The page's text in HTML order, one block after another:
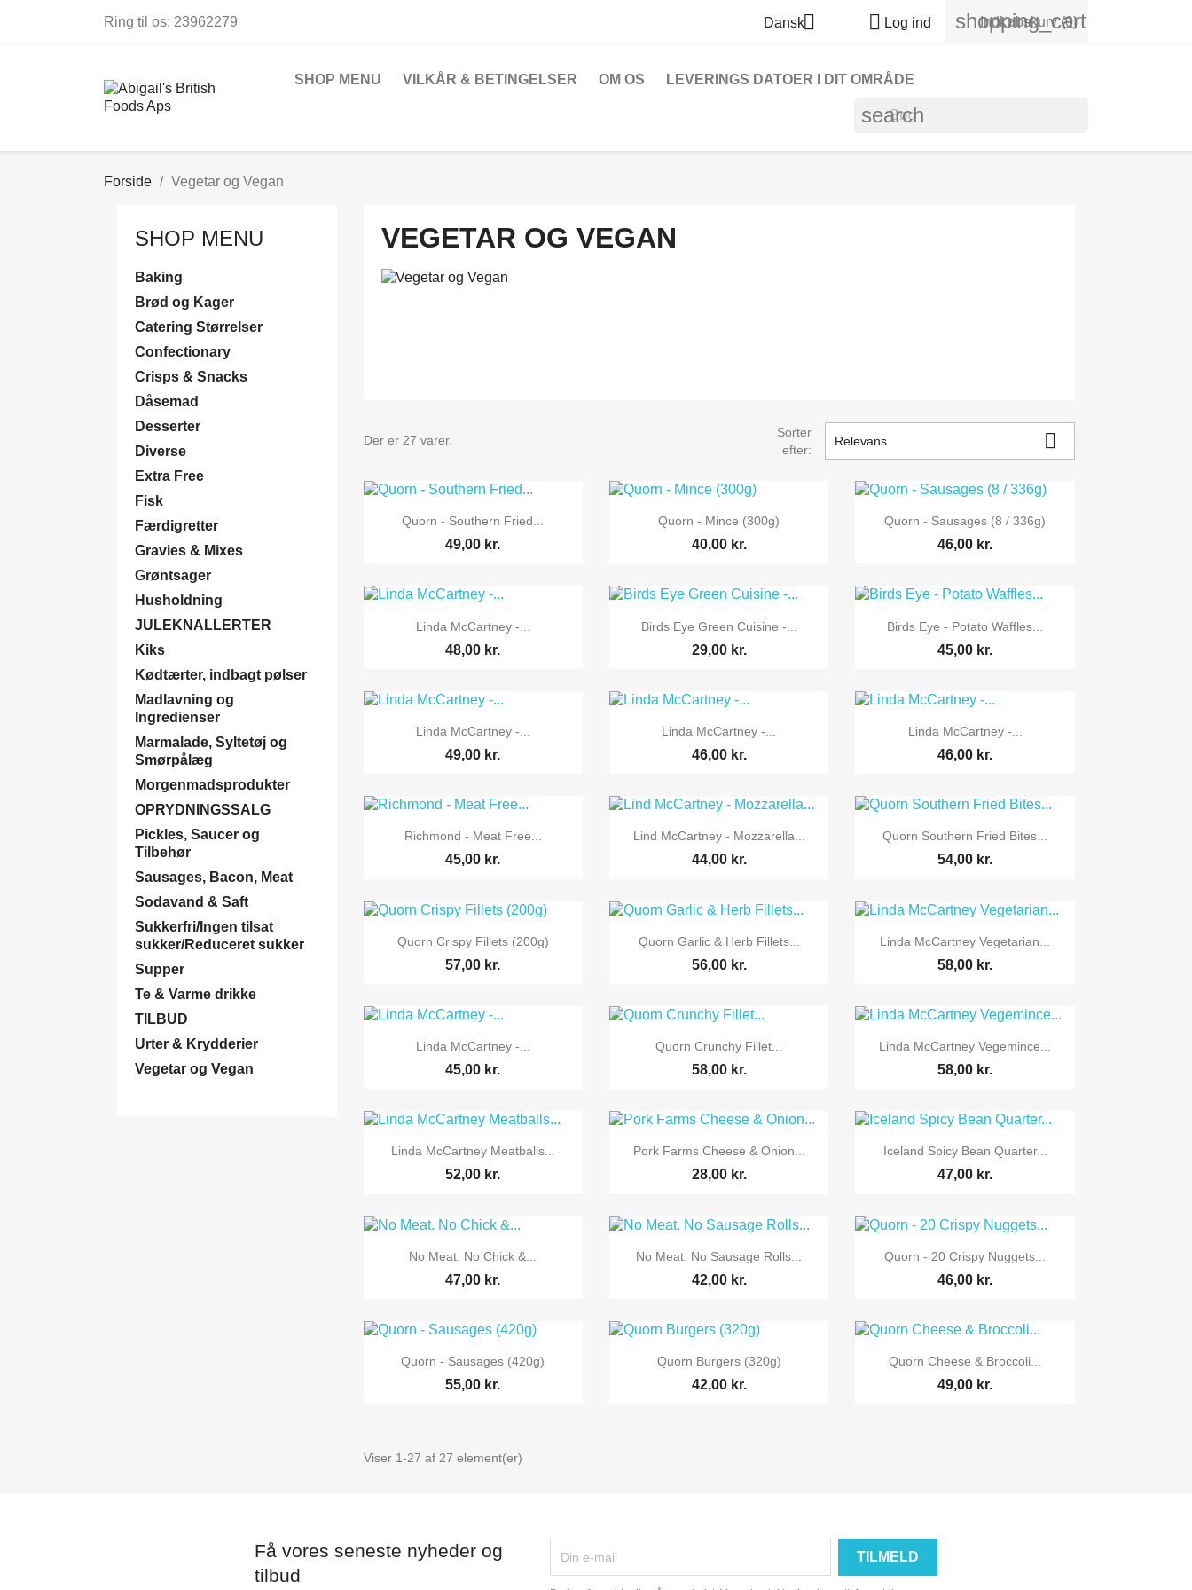
Ring til os: 23962279 Dansk  Log ind shopping_cart
Indkøbskurv (0)
SHOP MENU VILKÅR & BETINGELSER OM OS LEVERINGS DATOER I DIT OMRÅDE
search
Forside Vegetar og Vegan
SHOP MENU
Baking
Brød og Kager
Catering Størrelser
Confectionary
Crisps & Snacks
Dåsemad
Desserter
Diverse
Extra Free
Fisk
Færdigretter
Gravies & Mixes
Grøntsager
Husholdning
JULEKNALLERTER
Kiks
Kødtærter, indbagt pølser
Madlavning og
Ingredienser
Marmalade, Syltetøj og
Smørpålæg
Morgenmadsprodukter
OPRYDNINGSSALG
Pickles, Saucer og
Tilbehør
Sausages, Bacon, Meat
Sodavand & Saft
Sukkerfri/Ingen tilsat
sukker/Reduceret sukker
Supper
Te & Varme drikke
TILBUD
Urter & Krydderier
Vegetar og Vegan
VEGETAR OG VEGAN
Der er 27 varer.
Sorter
efter:
Relevans 
 Vis her
Quorn - Southern Fried...
49,00 kr.
 Vis her
Quorn - Mince (300g)
40,00 kr.
 Vis her
Quorn - Sausages (8 / 336g)
46,00 kr.
 Vis her
Linda McCartney -...
48,00 kr.
 Vis her
Birds Eye Green Cuisine -...
29,00 kr.
 Vis her
Birds Eye - Potato Waffles...
45,00 kr.
 Vis her
Linda McCartney -...
49,00 kr.
 Vis her
Linda McCartney -...
46,00 kr.
 Vis her
Linda McCartney -...
46,00 kr.
 Vis her
Richmond - Meat Free...
45,00 kr.
 Vis her
Lind McCartney - Mozzarella...
44,00 kr.
 Vis her
Quorn Southern Fried Bites...
54,00 kr.
 Vis her
Quorn Crispy Fillets (200g)
57,00 kr.
 Vis her
Quorn Garlic & Herb Fillets...
56,00 kr.
 Vis her
Linda McCartney Vegetarian...
58,00 kr.
 Vis her
Linda McCartney -...
45,00 kr.
 Vis her
Quorn Crunchy Fillet...
58,00 kr.
 Vis her
Linda McCartney Vegemince...
58,00 kr.
 Vis her
Linda McCartney Meatballs...
52,00 kr.
 Vis her
Pork Farms Cheese & Onion...
28,00 kr.
 Vis her
Iceland Spicy Bean Quarter...
47,00 kr.
 Vis her
No Meat. No Chick &...
47,00 kr.
 Vis her
No Meat. No Sausage Rolls...
42,00 kr.
 Vis her
Quorn - 20 Crispy Nuggets...
46,00 kr.
 Vis her
Quorn - Sausages (420g)
55,00 kr.
 Vis her
Quorn Burgers (320g)
42,00 kr.
 Vis her
Quorn Cheese & Broccoli...
49,00 kr.
Viser 1-27 af 27 element(er)
Få vores seneste nyheder og
tilbud